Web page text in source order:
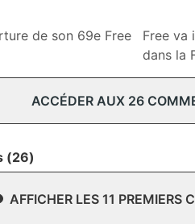
de son 69e Free
Free va
dans la
ACCÉDER AUX 26
(26)
AFFICHER LES 11 PREMIERS